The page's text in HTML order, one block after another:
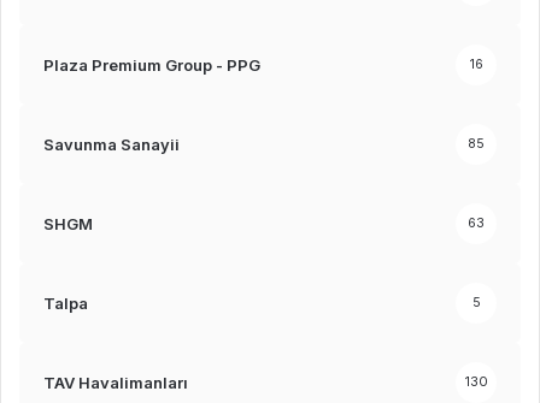
Plaza Premium Group - PPG 16
Savunma Sanayii 85
SHGM 63
Talpa 5
TAV Havalimanları 130